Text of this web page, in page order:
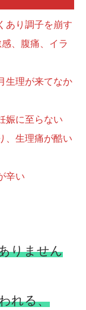
あり調子を崩す
、腹痛、イラ
生理が来てなか
娠に至らない
、生理痛が酷い
辛い
りません
れる、